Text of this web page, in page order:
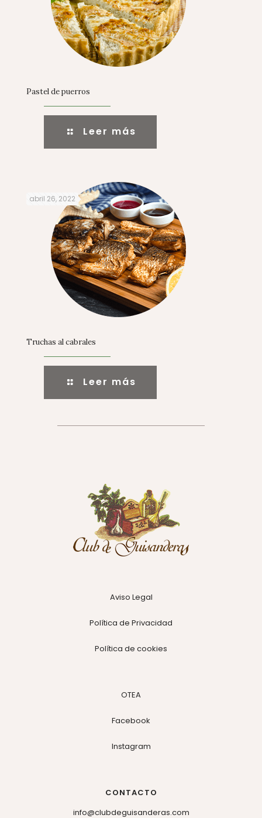
Pastel de puerros
Leer más
abril 26, 2022
Truchas al cabrales
Leer más
Aviso Legal
Política de Privacidad
Política de cookies
OTEA
Facebook
Instagram
CONTACTO
info@clubdeguisanderas.com